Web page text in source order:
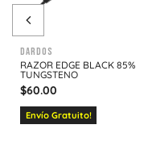
Dardos
RAZOR EDGE BLACK 85%
TUNGSTENO
$60.00
Envío Gratuito!